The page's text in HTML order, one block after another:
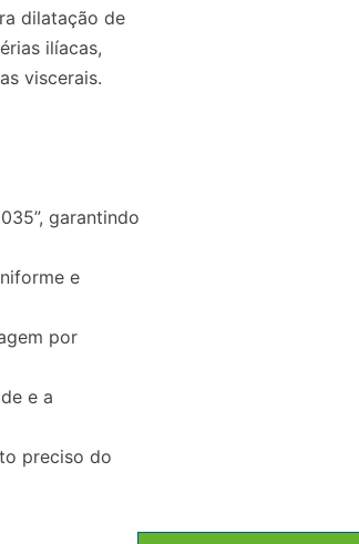
dilatação de
ilíacas,
viscerais.
garantindo
e
por
e a
preciso do